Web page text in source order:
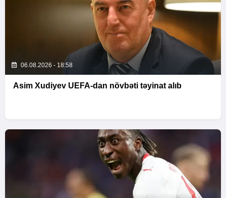
06.08.2026 - 18:58
Asim Xudiyev UEFA-dan növbəti təyinat alıb